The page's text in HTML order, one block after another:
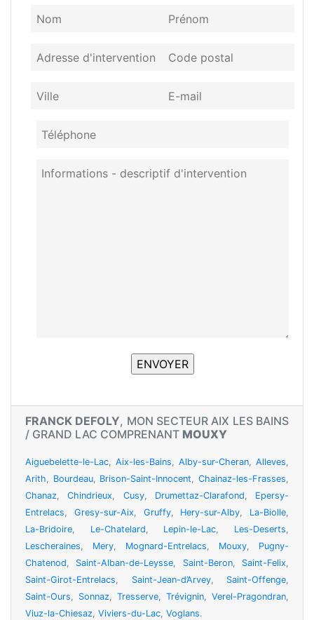
FRANCK DEFOLY, MON SECTEUR AIX LES BAINS
/ GRAND LAC COMPRENANT MOUXY
Aiguebelette-le-Lac, Aix-les-Bains, Alby-sur-Cheran, Alleves,
Arith, Bourdeau, Brison-Saint-Innocent,Chainaz-les-Frasses,
Chanaz,Chindrieux, Cusy, Drumettaz-Clarafond, Epersy-
Entrelacs, Gresy-sur-Aix, Gruffy, Hery-sur-Alby, La-Biolle,
La-Bridoire, Le-Chatelard, Lepin-le-Lac, Les-Deserts,
Lescheraines, Mery, Mognard-Entrelacs, Mouxy, Pugny-
Chatenod, Saint-Alban-de-Leysse, Saint-Beron, Saint-Felix,
Saint-Girot-Entrelacs, Saint-Jean-d’Arvey, Saint-Offenge,
Saint-Ours, Sonnaz, Tresserve, Trévignin, Verel-Pragondran,
Viuz-la-Chiesaz, Viviers-du-Lac, Voglans.